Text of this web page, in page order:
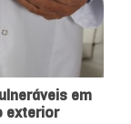
em
exterior